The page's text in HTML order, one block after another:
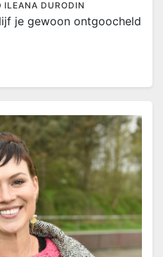
ILEANA DURODIN
je gewoon ontgoocheld